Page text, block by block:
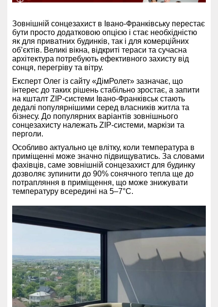
Зовнішній сонцезахист в Івано-Франківську перестає
бути просто додатковою опцією і стає необхідністю
як для приватних будинків, так і для комерційних
об’єктів. Великі вікна, відкриті тераси та сучасна
архітектура потребують ефективного захисту від
сонця, перегріву та вітру.
Експерт Олег із сайту «ДімРолет» зазначає, що
інтерес до таких рішень стабільно зростає, а запити
на кшталт ZIP-системи Івано-Франківськ стають
дедалі популярнішими серед власників житла та
бізнесу. До популярних варіантів зовнішнього
сонцезахисту належать ZIP-системи, маркізи та
перголи.
Особливо актуально це влітку, коли температура в
приміщенні може значно підвищуватись. За словами
фахівців, саме зовнішній сонцезахист для будинку
дозволяє зупинити до 90% сонячного тепла ще до
потрапляння в приміщення, що може знижувати
температуру всередині на 5–7°C.